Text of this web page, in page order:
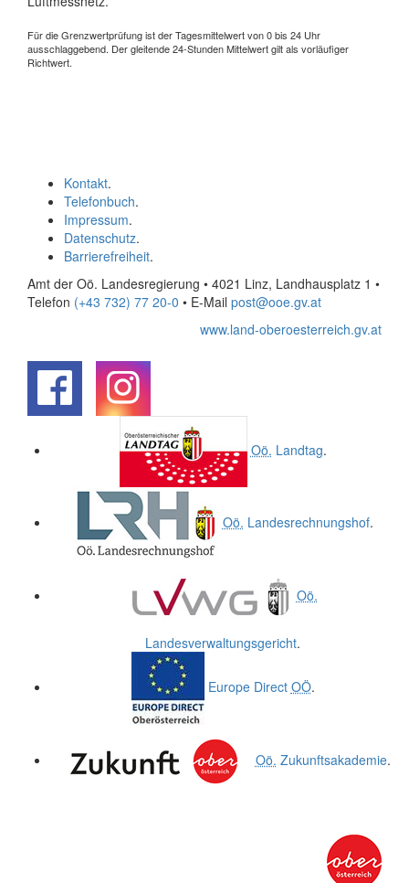
Für die Grenzwertprüfung ist der Tagesmittelwert von 0 bis 24 Uhr
ausschlaggebend. Der gleitende 24-Stunden Mittelwert gilt als vorläufiger
Richtwert.
Kontakt.
Telefonbuch.
Impressum.
Datenschutz.
Barrierefreiheit.
Amt der Oö. Landesregierung • 4021 Linz, Landhausplatz 1 •
Telefon (+43 732) 77 20-0 • E-Mail post@ooe.gv.at
www.land-oberoesterreich.gv.at
Oö. Landtag.
Oö. Landesrechnungshof.
Oö.
Landesverwaltungsgericht.
Europe Direct OÖ.
Oö. Zukunftsakademie.